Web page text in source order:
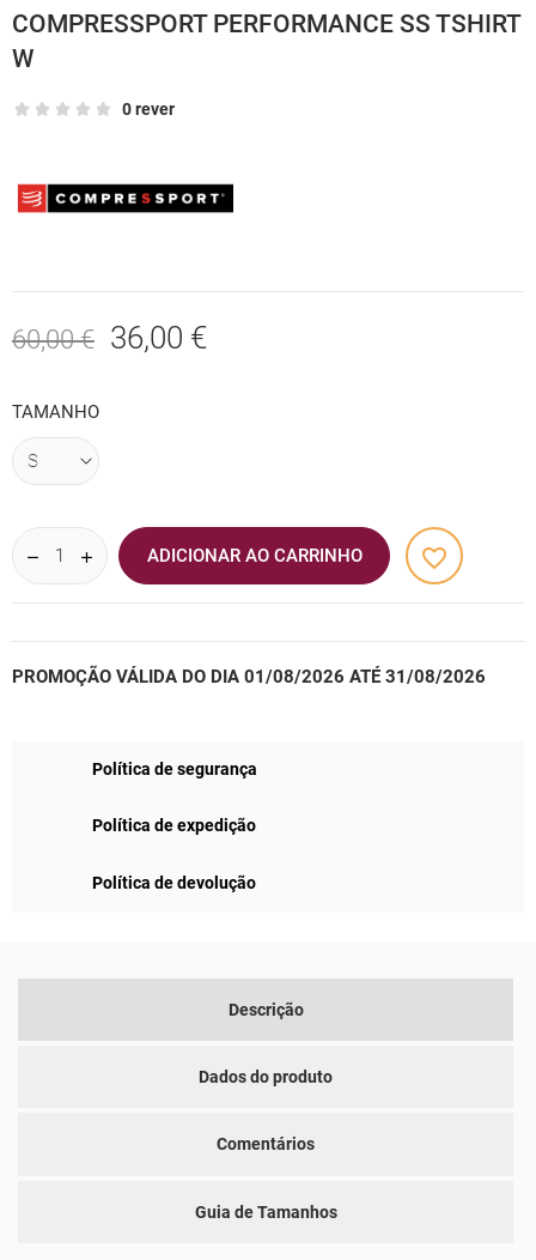
COMPRESSPORT PERFORMANCE SS TSHIRT
W
0 rever
60,00 € 36,00 €
TAMANHO
ADICIONAR AO CARRINHO favorite_border
PROMOÇÃO VÁLIDA DO DIA 01/08/2026 ATÉ 31/08/2026
Política de segurança
Política de expedição
Política de devolução
Descrição
Dados do produto
Comentários
Guia de Tamanhos